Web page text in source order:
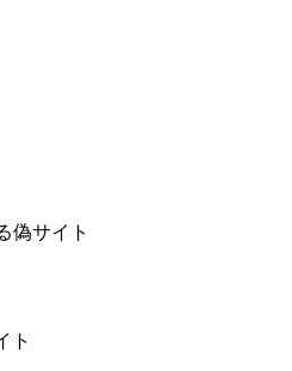
偽サイト
ト